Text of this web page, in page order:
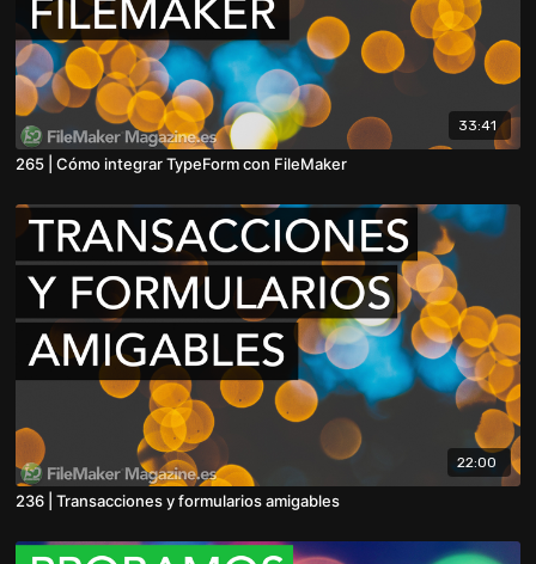
33:41
265 | Cómo integrar TypeForm con FileMaker
22:00
236 | Transacciones y formularios amigables